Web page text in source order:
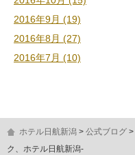
2016年9月 (19)
2016年8月 (27)
2016年7月 (10)
ホテル日航新潟 公式ブログ
ク、ホテル日航新潟-